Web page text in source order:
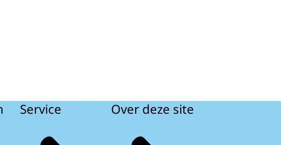
Service Over deze site